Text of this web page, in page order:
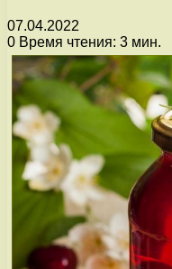
07.04.2022
0 Время чтения: 3 мин.